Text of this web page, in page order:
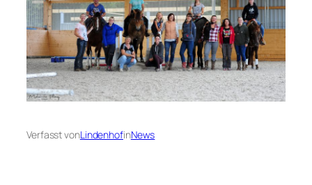
Verfasst vonLindenhofinNews